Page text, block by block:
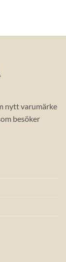
nytt varumärke
besöker